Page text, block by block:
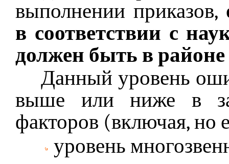
выполнении приказов,
в соответствии с
должен быть в
Данный уровень
выше или ниже в
факторов (включая, но
уровень